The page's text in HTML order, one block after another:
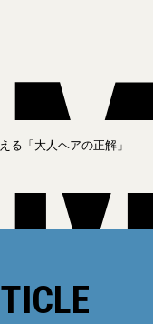
る「大人ヘアの正解」